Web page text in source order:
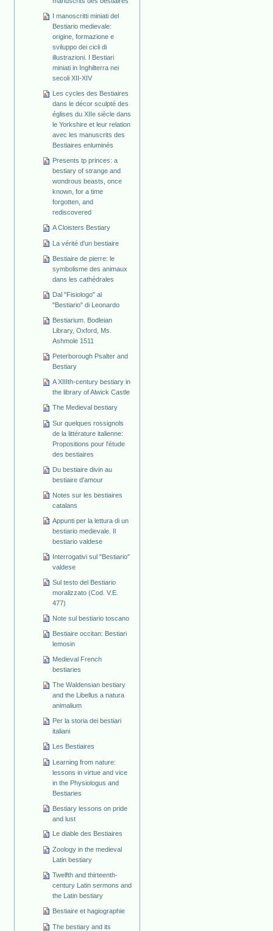
I manoscritti miniati del
Bestiario medievale:
origine, formazione e
sviluppo dei cicli di
illustrazioni. I Bestiari
miniati in Inghilterra nei
secoli XII-XIV
Les cycles des Bestiaires
dans le décor sculpté des
églises du XIIe siècle dans
le Yorkshire et leur relation
avec les manuscrits des
Bestiaires enluminés
Presents tp princes: a
bestiary of strange and
wondrous beasts, once
known, for a time
forgotten, and
rediscovered
A Cloisters Bestiary
La vérité d'un bestiaire
Bestiaire de pierre: le
symbolisme des animaux
dans les cathédrales
Dal "Fisiologo" al
"Bestiario" di Leonardo
Bestiarium. Bodleian
Library, Oxford, Ms.
Ashmole 1511
Peterborough Psalter and
Bestiary
A XIIIth-century bestiary in
the library of Alwick Castle
The Medieval bestiary
Sur quelques rossignols
de la littérature italienne:
Propositions pour l'étude
des bestiaires
Du bestiaire divin au
bestiaire d'amour
Notes sur les bestiaires
catalans
Appunti per la lettura di un
bestiario medievale. Il
bestiario valdese
Interrogativi sul "Bestiario"
valdese
Sul testo del Bestiario
moralizzato (Cod. V.E.
477)
Note sul bestiario toscano
Bestiaire occitan: Bestiari
lemosin
Medieval French
bestiaries
The Waldensian bestiary
and the Libellus a natura
animalium
Per la storia dei bestiari
italiani
Les Bestiaires
Learning from nature:
lessons in virtue and vice
in the Physiologus and
Bestiaries
Bestiary lessons on pride
and lust
Le diable des Bestiaires
Zoology in the medieval
Latin bestiary
Twelfth and thirteenth-
century Latin sermons and
the Latin bestiary
Bestiaire et hagiographie
The bestiary and its